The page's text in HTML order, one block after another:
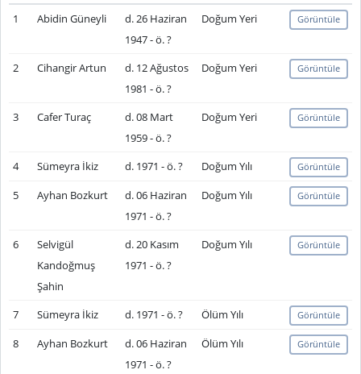
1
Abidin Güneyli
d. 26 Haziran
1947 - ö. ?
Doğum Yeri Görüntüle
2 Cihangir Artun
d. 12 Ağustos
1981 - ö. ?
Doğum Yeri Görüntüle
3 Cafer Turaç
d. 08 Mart
1959 - ö. ?
Doğum Yeri Görüntüle
4 Sümeyra İkiz d. 1971 - ö. ? Doğum Yılı Görüntüle
5 Ayhan Bozkurt
d. 06 Haziran
1971 - ö. ?
Doğum Yılı Görüntüle
6
Selvigül
Kandoğmuş
Şahin
d. 20 Kasım
1971 - ö. ?
Doğum Yılı Görüntüle
7 Sümeyra İkiz d. 1971 - ö. ? Ölüm Yılı Görüntüle
8 Ayhan Bozkurt
d. 06 Haziran
1971 - ö. ?
Ölüm Yılı Görüntüle